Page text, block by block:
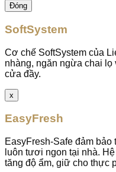
Đóng
SoftSystem
Cơ chế SoftSystem của
nhàng, ngăn ngừa chai
cửa đầy.
x
EasyFresh
EasyFresh-Safe đảm
luôn tươi ngon tại nhà.
tăng độ ẩm, giữ cho thực